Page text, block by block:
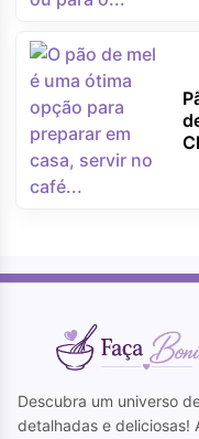
Descubra um universo
detalhadas e deliciosas!